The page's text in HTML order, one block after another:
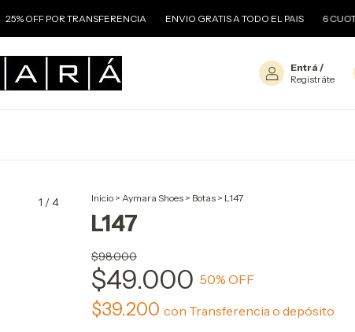
ENVIO GRATIS A TODO EL PAIS 6 CUOTAS SIN INTERÉS
Entrá /
Registráte
1 /4 Inicio > Aymara Shoes > Botas > L147
L147
$98.000
$49.000 50% OFF
$39.200 con Transferencia o depósito